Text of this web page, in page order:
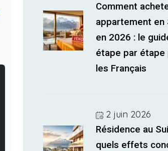
Comment
appartement en
en 2026 : le
étape par étape
les Français
2 juin 2026
Résidence au
quels effets